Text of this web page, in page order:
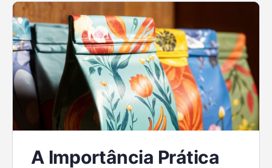
A Importância Prática